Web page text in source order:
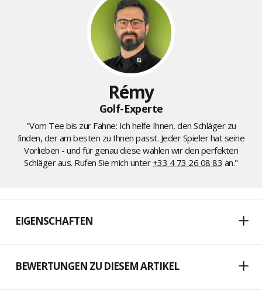
Rémy
Golf-Experte
"Vom Tee bis zur Fahne: Ich helfe Ihnen, den Schläger zu
finden, der am besten zu Ihnen passt. Jeder Spieler hat seine
Vorlieben - und für genau diese wählen wir den perfekten
Schläger aus. Rufen Sie mich unter+33 4 73 26 08 83 an."
EIGENSCHAFTEN
BEWERTUNGEN ZU DIESEM ARTIKEL